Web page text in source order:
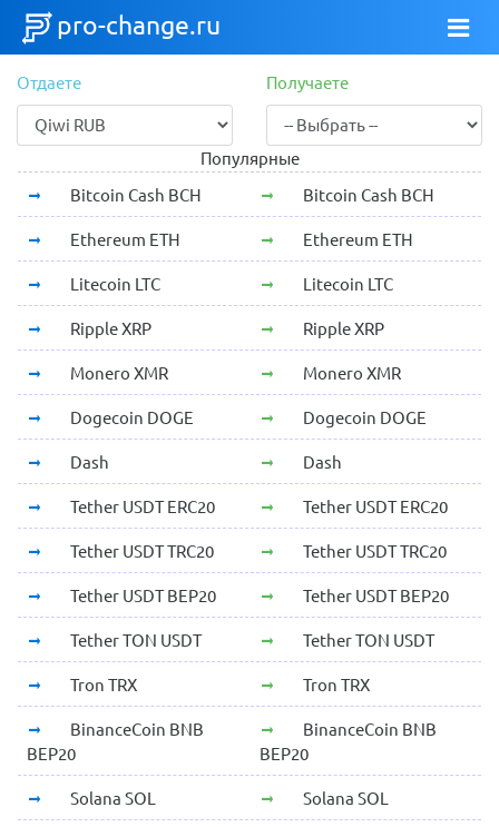
pro-change.ru
Отдаете Получаете
Популярные
Bitcoin Cash BCH
Bitcoin Cash BCH
Ethereum ETH Ethereum ETH
Litecoin LTC Litecoin LTC
Ripple XRP Ripple XRP
Monero XMR Monero XMR
Dogecoin DOGE Dogecoin DOGE
Dash Dash
Tether USDT ERC20 Tether USDT ERC20
Tether USDT TRC20 Tether USDT TRC20
Tether USDT BEP20 Tether USDT BEP20
Tether TON USDT Tether TON USDT
Tron TRX Tron TRX
BinanceCoin BNB
BEP20
BinanceCoin BNB
BEP20
Solana SOL Solana SOL